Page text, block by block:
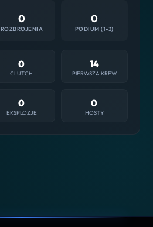
0
ROZBROJENIA
0
PODIUM (1-3)
0
CLUTCH
14
PIERWSZA KREW
0
EKSPLOZJE
0
HOSTY